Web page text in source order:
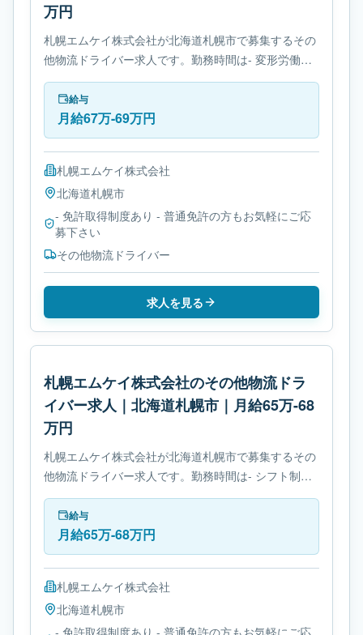
万円
札幌エムケイ株式会社が北海道札幌市で募集するその
他物流ドライバー求人です。勤務時間は- 変形労働時
間制です。必要免許は- 免許取得制度ありです。
給与
月給67万-69万円
札幌エムケイ株式会社
北海道札幌市
- 免許取得制度あり - 普通免許の方もお気軽にご応
募下さい
その他物流ドライバー
求人を見る
札幌エムケイ株式会社のその他物流ドラ
イバー求人｜北海道札幌市｜月給65万-68
万円
札幌エムケイ株式会社が北海道札幌市で募集するその
他物流ドライバー求人です。勤務時間は- シフト制で
す。必要免許は- 免許取得制度ありです。
給与
月給65万-68万円
札幌エムケイ株式会社
北海道札幌市
- 免許取得制度あり - 普通免許の方もお気軽にご応